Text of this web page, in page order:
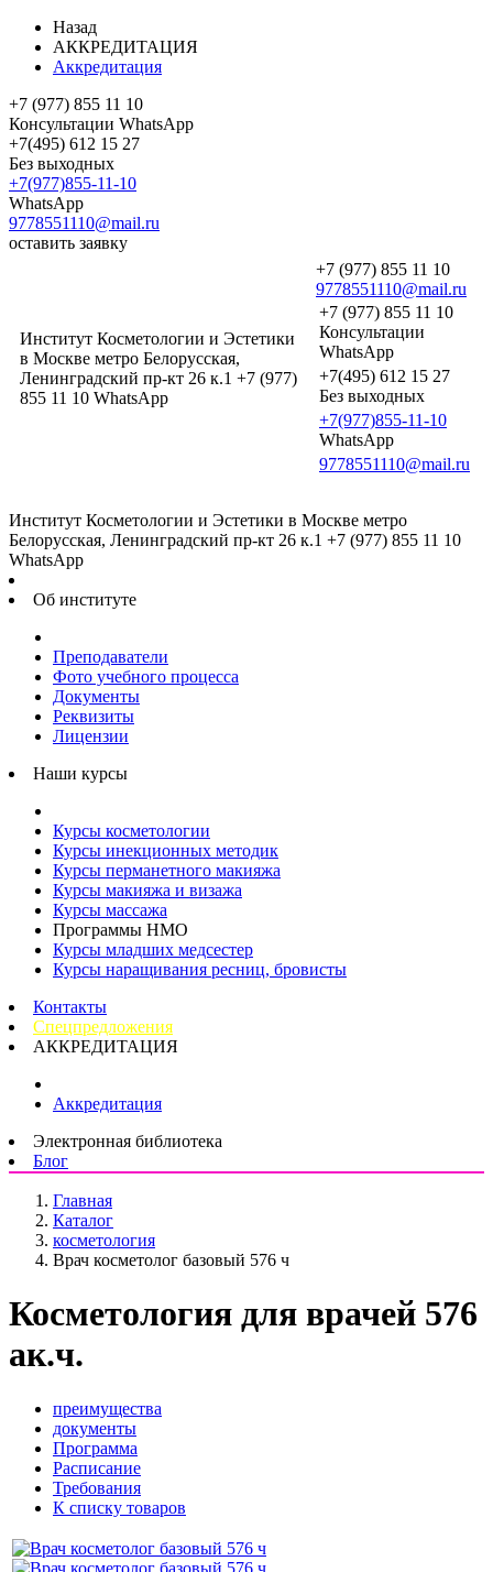
Назад
АККРЕДИТАЦИЯ
Аккредитация
+7 (977) 855 11 10
Консультации WhatsApp
+7(495) 612 15 27
Без выходных
+7(977)855-11-10
WhatsApp
9778551110@mail.ru
оставить заявку
Институт Косметологии и Эстетики
в Москве метро Белорусская,
Ленинградский пр-кт 26 к.1 +7 (977)
855 11 10 WhatsApp
+7 (977) 855 11 10
9778551110@mail.ru
+7 (977) 855 11 10
Консультации
WhatsApp
+7(495) 612 15 27
Без выходных
+7(977)855-11-10
WhatsApp
9778551110@mail.ru
Институт Косметологии и Эстетики в Москве метро
Белорусская, Ленинградский пр-кт 26 к.1 +7 (977) 855 11 10
WhatsApp
Об институте
Преподаватели
Фото учебного процесса
Документы
Реквизиты
Лицензии
Наши курсы
Курсы косметологии
Курсы инекционных методик
Курсы перманетного макияжа
Курсы макияжа и визажа
Курсы массажа
Программы НМО
Курсы младших медсестер
Курсы наращивания ресниц, бровисты
Контакты
Спецпредложения
АККРЕДИТАЦИЯ
Аккредитация
Электронная библиотека
Блог
Главная
Каталог
косметология
Врач косметолог базовый 576 ч
Косметология для врачей 576
ак.ч.
преимущества
документы
Программа
Расписание
Требования
К списку товаров